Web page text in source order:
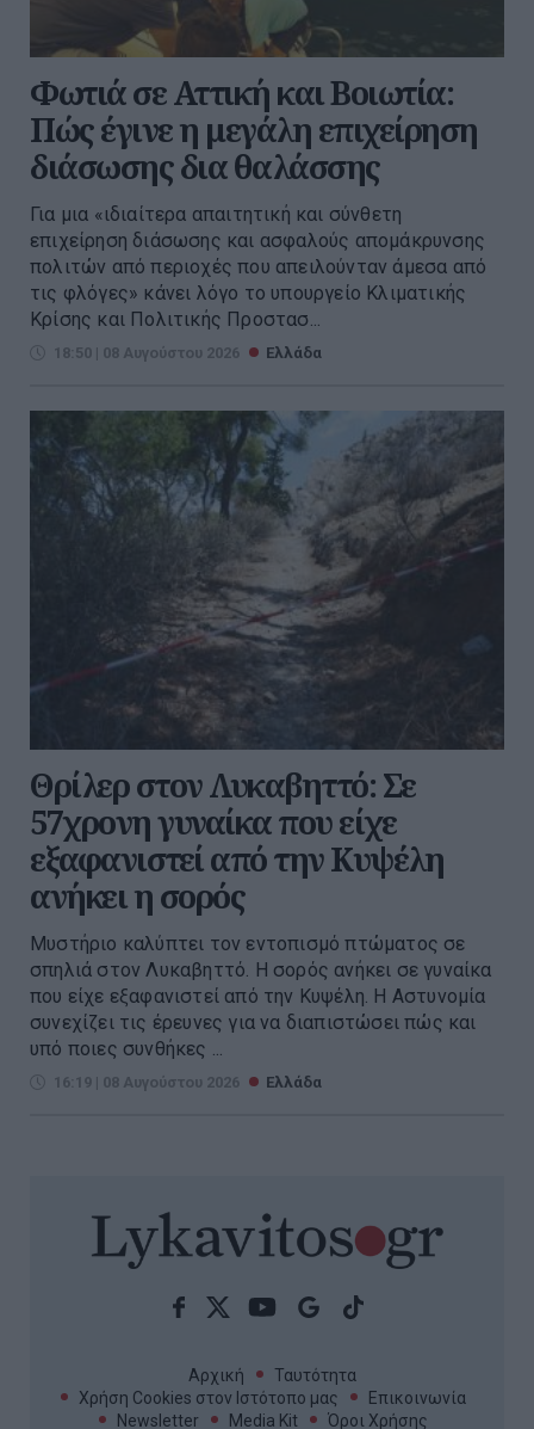
Φωτιά σε Αττική και Βοιωτία:
Πώς έγινε η μεγάλη επιχείρηση
διάσωσης δια θαλάσσης
Για μια «ιδιαίτερα απαιτητική και σύνθετη
επιχείρηση διάσωσης και ασφαλούς απομάκρυνσης
πολιτών από περιοχές που απειλούνταν άμεσα από
τις φλόγες» κάνει λόγο το υπουργείο Κλιματικής
Κρίσης και Πολιτικής Προστασ...
18:50 | 08 Αυγούστου 2026 Ελλάδα
Θρίλερ στον Λυκαβηττό: Σε
57χρονη γυναίκα που είχε
εξαφανιστεί από την Κυψέλη
ανήκει η σορός
Μυστήριο καλύπτει τον εντοπισμό πτώματος σε
σπηλιά στον Λυκαβηττό. Η σορός ανήκει σε γυναίκα
που είχε εξαφανιστεί από την Κυψέλη. Η Αστυνομία
συνεχίζει τις έρευνες για να διαπιστώσει πώς και
υπό ποιες συνθήκες ...
16:19 | 08 Αυγούστου 2026 Ελλάδα
Αρχική
Ταυτότητα
Χρήση Cookies στον Ιστότοπο μας
Επικοινωνία
Newsletter
Media Kit Όροι Χρήσης